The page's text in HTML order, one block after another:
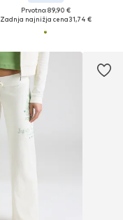
Prvotno: 89,90 €
Zadnja najnižja cena31,74 €